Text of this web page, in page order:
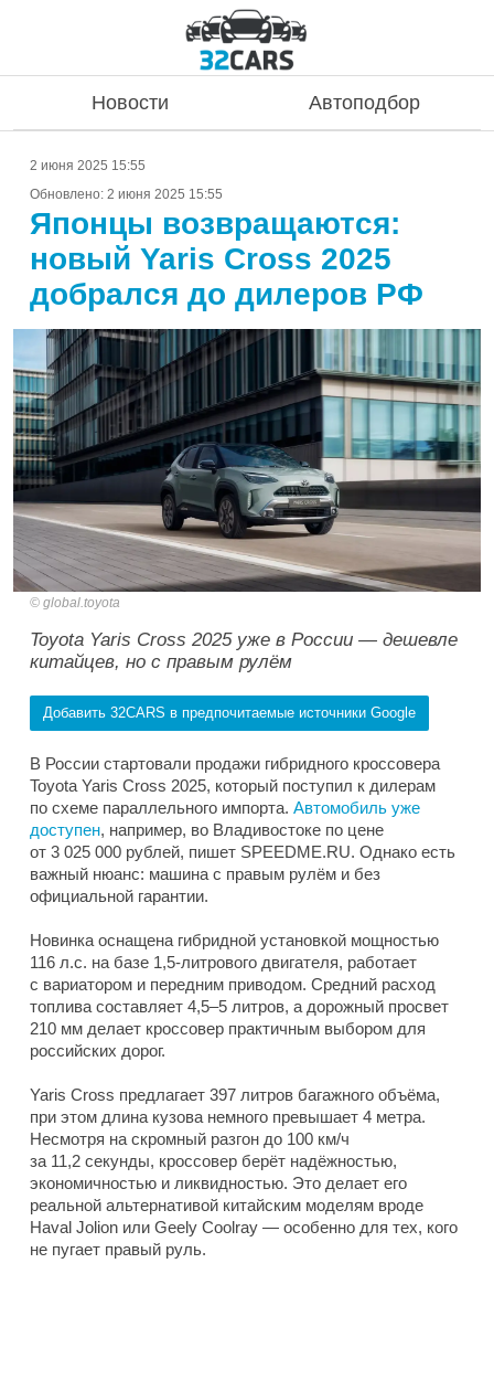
Новости Автоподбор
2 июня 2025 15:55
Обновлено: 2 июня 2025 15:55
Японцы возвращаются:
новый Yaris Cross 2025
добрался до дилеров РФ
global.toyota
Toyota Yaris Cross 2025 уже в России — дешевле
китайцев, но с правым рулём
Добавить 32CARS в предпочитаемые источники Google
В России стартовали продажи гибридного кроссовера
Toyota Yaris Cross 2025, который поступил к дилерам
по схеме параллельного импорта. Автомобиль уже
доступен, например, во Владивостоке по цене
от 3 025 000 рублей, пишет SPEEDME.RU. Однако есть
важный нюанс: машина с правым рулём и без
официальной гарантии.
Новинка оснащена гибридной установкой мощностью
116 л.с. на базе 1,5-литрового двигателя, работает
с вариатором и передним приводом. Средний расход
топлива составляет 4,5–5 литров, а дорожный просвет
210 мм делает кроссовер практичным выбором для
российских дорог.
Yaris Cross предлагает 397 литров багажного объёма,
при этом длина кузова немного превышает 4 метра.
Несмотря на скромный разгон до 100 км/ч
за 11,2 секунды, кроссовер берёт надёжностью,
экономичностью и ликвидностью. Это делает его
реальной альтернативой китайским моделям вроде
Haval Jolion или Geely Coolray — особенно для тех, кого
не пугает правый руль.